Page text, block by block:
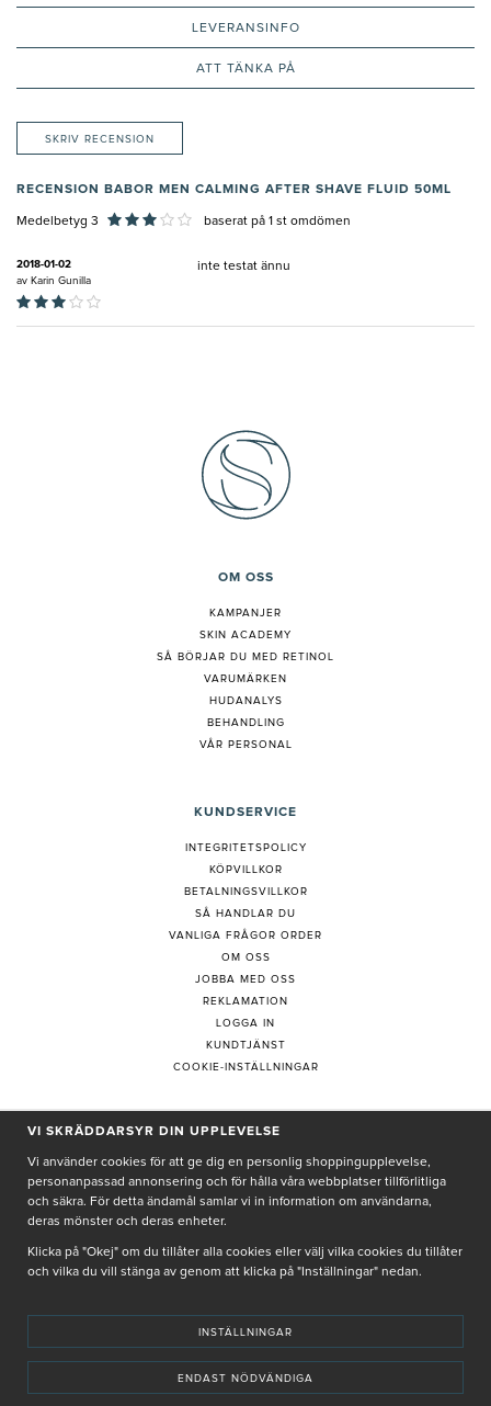
LEVERANSINFO
ATT TÄNKA PÅ
SKRIV RECENSION
RECENSION BABOR MEN CALMING AFTER SHAVE FLUID 50ML
Medelbetyg 3 baserat på 1 st omdömen
2018-01-02
av Karin Gunilla
inte testat ännu
OM OSS
KAMPANJER
SKIN ACADEMY
SÅ BÖRJAR DU MED RETINOL
VARUMÄRKEN
HUDANALYS
BEHANDLING
VÅR PERSONAL
KUNDSERVICE
INTEGRITETSPOLICY
KÖPVILLKOR
BETALNINGSVILLKOR
SÅ HANDLAR DU
VANLIGA FRÅGOR ORDER
OM OSS
JOBBA MED OSS
REKLAMATION
LOGGA IN
KUNDTJÄNST
COOKIE-INSTÄLLNINGAR
PRENUMERERA PÅ NYHETSBREV
Genom att ge min e-post, accepterar jag Seth och Sallyintegritetspolicy
De uppgifter du matar in kommer endast användas till våra nyhetsbrev.
VI SKRÄDDARSYR DIN UPPLEVELSE
Vi använder cookies för att ge dig en personlig shoppingupplevelse,
personanpassad annonsering och för hålla våra webbplatser tillförlitliga
och säkra. För detta ändamål samlar vi in information om användarna,
deras mönster och deras enheter.
Klicka på "Okej" om du tillåter alla cookies eller välj vilka cookies du tillåter
och vilka du vill stänga av genom att klicka på "Inställningar" nedan.
INSTÄLLNINGAR
ENDAST NÖDVÄNDIGA